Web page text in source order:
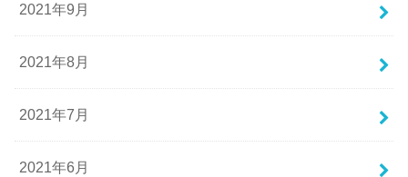
2021年9月
2021年8月
2021年7月
2021年6月